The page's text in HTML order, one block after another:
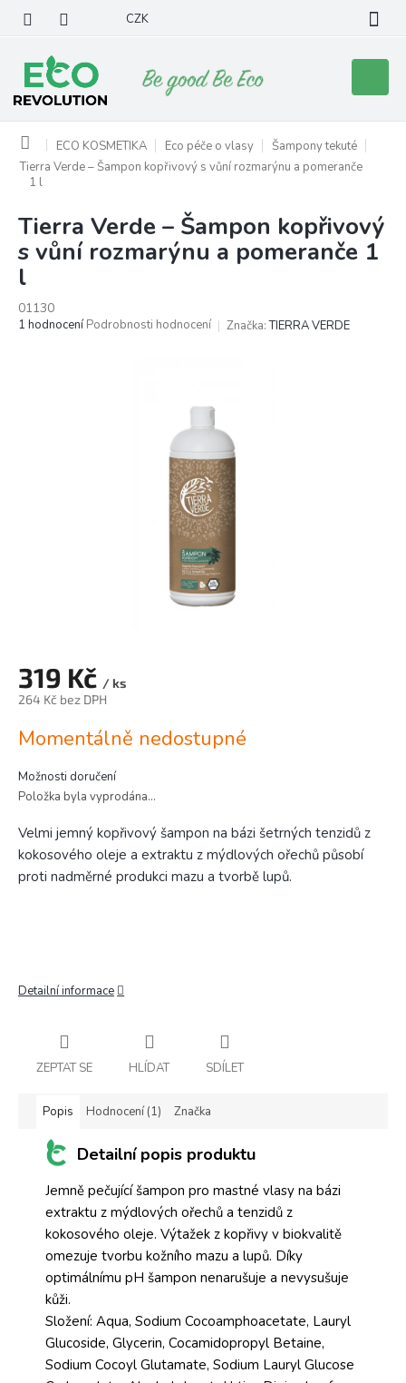
obsah
CZK
košík
Domů ECO KOSMETIKA Eco péče o vlasy
Šampony tekuté
Tierra Verde – Šampon kopřivový s vůní rozmarýnu a pomeranče
1 l
Tierra Verde – Šampon kopřivový
s vůní rozmarýnu a pomeranče 1
l
01130
Průměrné
1 hodnocení Podrobnosti hodnocení Značka:TIERRA VERDE
319 Kč / ks
264 Kč bez DPH
cena:
Momentálně nedostupné
Možnosti doručení
Položka byla vyprodána…
Velmi jemný kopřivový šampon na bázi šetrných tenzidů z
kokosového oleje a extraktu z mýdlových ořechů působí
proti nadměrné produkci mazu a tvorbě lupů.
Detailní informace
ZEPTAT SE HLÍDAT SDÍLET
Popis Hodnocení (1) Značka
Detailní popis produktu
Jemně pečující šampon pro mastné vlasy na bázi
extraktu z mýdlových ořechů a tenzidů z
kokosového oleje. Výtažek z kopřivy v biokvalitě
omezuje tvorbu kožního mazu a lupů. Díky
optimálnímu pH šampon nenarušuje a nevysušuje
kůži.
Složení: Aqua, Sodium Cocoamphoacetate, Lauryl
Glucoside, Glycerin, Cocamidopropyl Betaine,
Sodium Cocoyl Glutamate, Sodium Lauryl Glucose